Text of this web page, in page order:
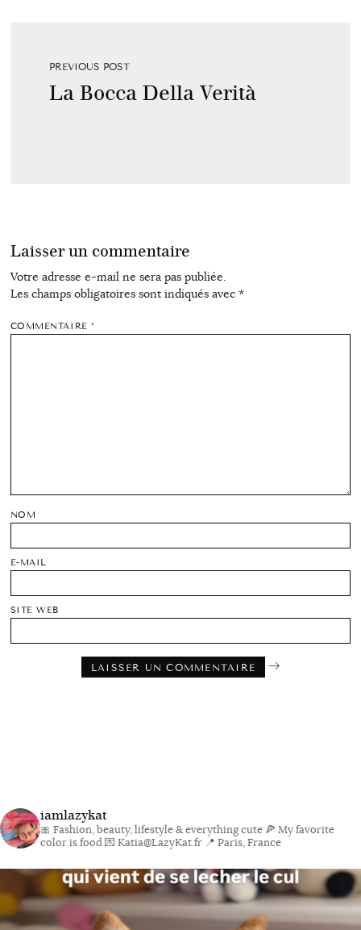
PREVIOUS POST
La Bocca Della Verità
Laisser un commentaire
Votre adresse e-mail ne sera pas publiée.
Les champs obligatoires sont indiqués avec *
COMMENTAIRE*
NOM
E-MAIL
SITE WEB
iamlazykat
🎀 Fashion, beauty, lifestyle & everything cute 🍕 My favorite
color is food💌 Katia@LazyKat.fr 📍 Paris, France